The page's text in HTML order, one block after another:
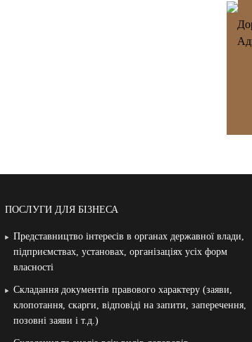
ПОСЛУГИ ДЛЯ БІЗНЕСА
Представництво інтересів в органах державної влади,
підприємствах, установах, організаціях усіх форм
власності
Складання документів правового характеру (заяви,
клопотання, скарги, відповіді на запити, заперечення,
позовні заяви і т.д.)